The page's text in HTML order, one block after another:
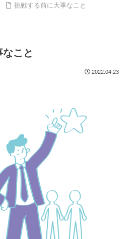
挑戦する前に大事なこと
こと
2022.04.23